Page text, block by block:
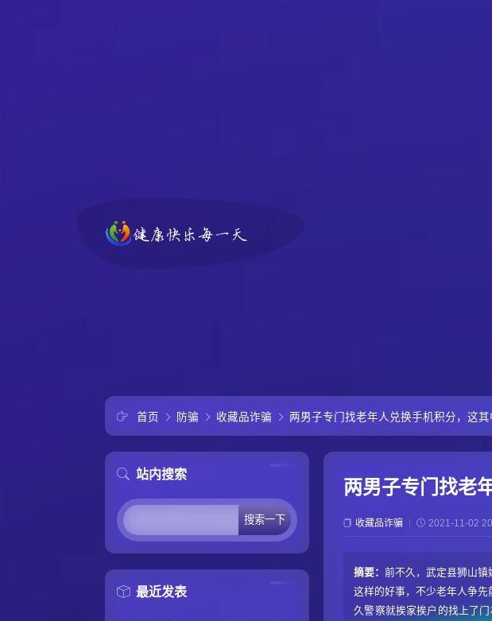
首页 防骗 收藏品诈骗 两男子专门找老年人兑换手机积分，这
站内搜索
最近发表
两男子专门找老
收藏品诈骗 2021-11-02
摘要：前不久，武定县狮山
这样的好事，不少老年人争
久警察就挨家挨户的找上了